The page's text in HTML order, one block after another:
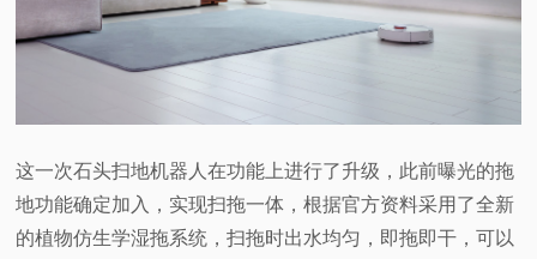
这一次石头扫地机器人在功能上进行了升级，此前曝光的拖
地功能确定加入，实现扫拖一体，根据官方资料采用了全新
的植物仿生学湿拖系统，扫拖时出水均匀，即拖即干，可以